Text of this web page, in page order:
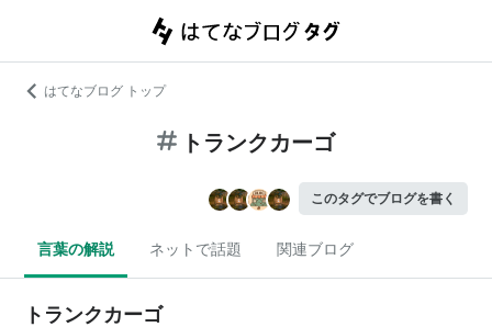
はてなブログ トップ
トランクカーゴ
このタグでブログを書く
言葉の解説 ネットで話題 関連ブログ
トランクカーゴ